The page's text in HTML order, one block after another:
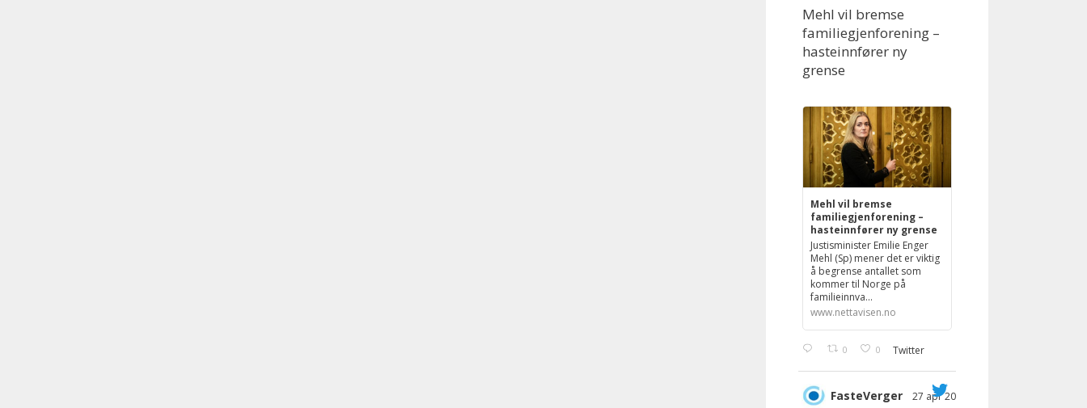
;Mehl vil bremse
familiegjenforening –
hasteinnfører ny
grense
Mehl vil bremse
familiegjenforening –
hasteinnfører ny grense
Justisminister Emilie Enger
Mehl (Sp) mener det er viktig
å begrense antallet som
kommer til Norge på
familieinnva...
www.nettavisen.no
0 0 Twitter
FasteVerger 27 apr 2023